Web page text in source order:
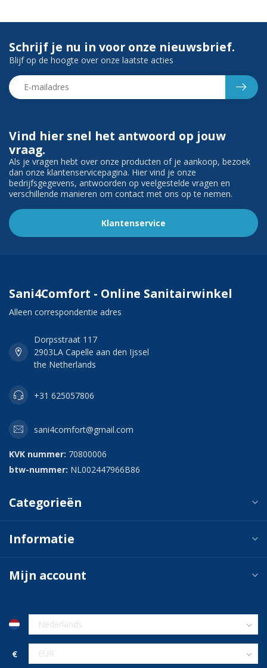
Vind hier snel het antwoord op jouw
vraag.
Als je vragen hebt over onze producten of je aankoop, bezoek
dan onze klantenservicepagina. Hier vind je onze
bedrijfsgegevens, antwoorden op veelgestelde vragen en
verschillende manieren om contact met ons op te nemen.
Klantenservice
Schrijf je nu in voor onze nieuwsbrief.
Blijf op de hoogte over onze laatste acties
Sani4Comfort - Online Sanitairwinkel
Alleen correspondentie adres
Dorpsstraat 117
2903LA Capelle aan den Ijssel
the Netherlands
+31 625057806
sani4comfort@gmail.com
KVK nummer: 70800006
btw-nummer: NL002447966B86
Categorieën
Informatie
Mijn account
€